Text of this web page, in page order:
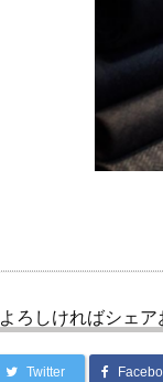
よろしければシェア
Twitter